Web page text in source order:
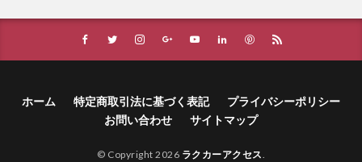
ホーム 特定商取引法に基づく表記
プライバシーポリシー
お問い合わせ
サイトマップ
© Copyright 2026 ラクカーアクセス